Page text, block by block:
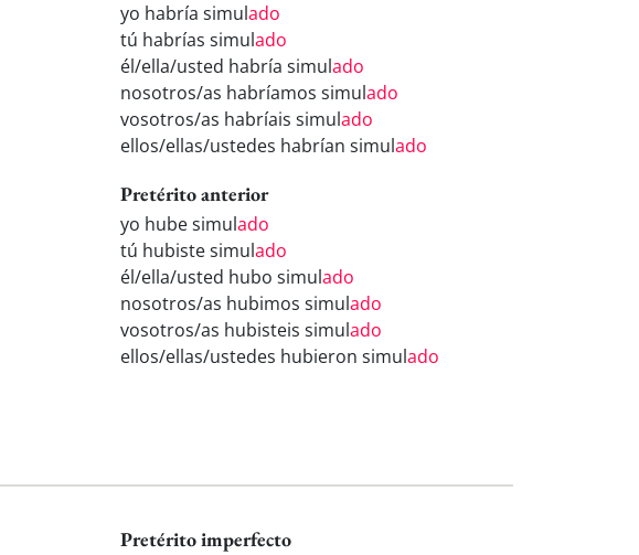
yo habría simulado
tú habrías simulado
él/ella/usted habría simulado
nosotros/as habríamos simulado
vosotros/as habríais simulado
ellos/ellas/ustedes habrían simulado
Pretérito anterior
yo hube simulado
tú hubiste simulado
él/ella/usted hubo simulado
nosotros/as hubimos simulado
vosotros/as hubisteis simulado
ellos/ellas/ustedes hubieron simulado
Pretérito imperfecto